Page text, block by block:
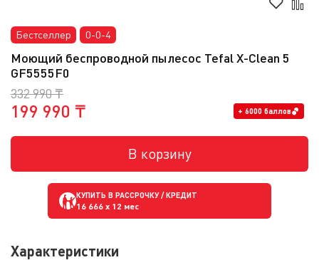
Бестселлер 0-0-4
Моющий беспроводной пылесос Tefal X-Clean 5
GF5555F0
332 990 ₸
199 990 ₸ + 6000 баллов
В корзину
КУПИТЬ В РАССРОЧКУ / КРЕДИТ
16 666 x 12 мес
Характеристики